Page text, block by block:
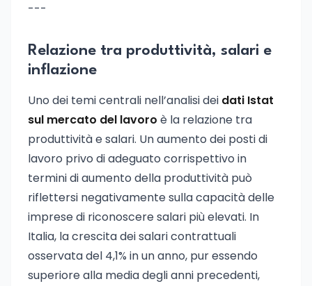
---
Relazione tra produttività, salari e
inflazione
Uno dei temi centrali nell’analisi dei dati Istat
sul mercato del lavoro è la relazione tra
produttività e salari. Un aumento dei posti di
lavoro privo di adeguato corrispettivo in
termini di aumento della produttività può
riflettersi negativamente sulla capacità delle
imprese di riconoscere salari più elevati. In
Italia, la crescita dei salari contrattuali
osservata del 4,1% in un anno, pur essendo
superiore alla media degli anni precedenti,